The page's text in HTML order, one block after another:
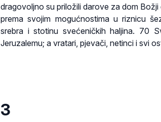
dragovoljno su priložili darove za dom
prema svojim mogućnostima u riznicu
srebra i stotinu svećeničkih haljina. 70
Jeruzalemu; a vratari, pjevači, netinci i svi
3